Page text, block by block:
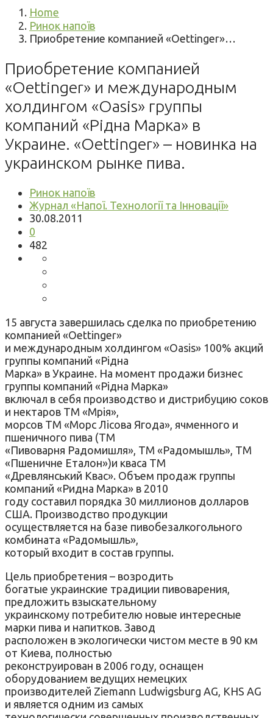
Home
Ринок напоїв
Приобретение компанией «Oettinger»…
Приобретение компанией
«Oettinger» и международным
холдингом «Oasis» группы
компаний «Рідна Марка» в
Украине. «Oettinger» – новинка на
украинском рынке пива.
Ринок напоїв
Журнал «Напої. Технології та Інновації»
30.08.2011
0
482
15 августа завершилась сделка по приобретению
компанией «Oettinger»
и международным холдингом «Oasis» 100% акций
группы компаний «Рідна
Марка» в Украине. На момент продажи бизнес
группы компаний «Рідна Марка»
включал в себя производство и дистрибуцию соков
и нектаров ТМ «Мрія»,
морсов ТМ «Морс Лісова Ягода», ячменного и
пшеничного пива (ТМ
«Пивоварня Радомишля», ТМ «Радомышль», ТМ
«Пшеничне Еталон»)и кваса ТМ
«Древлянський Квас». Объем продаж группы
компаний «Ридна Марка» в 2010
году составил порядка 30 миллионов долларов
США. Производство продукции
осуществляется на базе пивобезалкогольного
комбината «Радомышль»,
который входит в состав группы.
Цель приобретения – возродить
богатые украинские традиции пивоварения,
предложить взыскательному
украинскому потребителю новые интересные
марки пива и напитков. Завод
расположен в экологически чистом месте в 90 км
от Киева, полностью
реконструирован в 2006 году, оснащен
оборудованием ведущих немецких
производителей Ziemann Ludwigsburg AG, KHS AG
и является одним из самых